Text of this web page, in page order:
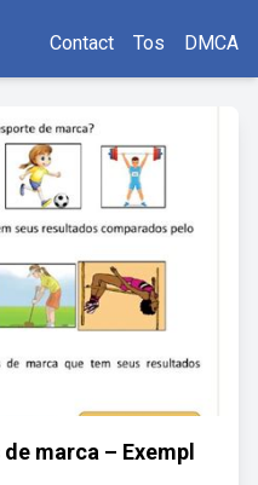
Contact Tos DMCA
marca – Exempl